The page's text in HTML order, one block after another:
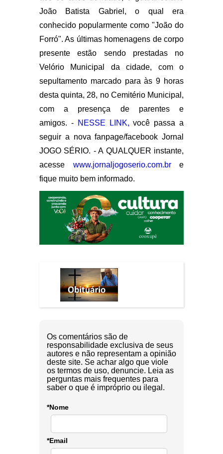
João Batista Gabriel, o qual era
conhecido popularmente como "João do
Forró". As últimas homenagens de corpo
presente estão sendo prestadas no
Velório Municipal da cidade, com o
sepultamento marcado para às 9 horas
desta quinta, 28, no Cemitério Municipal,
com a presença de parentes e
amigos. - NESSE LINK, você passa a
seguir a nova fanpage/facebook Jornal
JOGO SÉRIO. - A QUALQUER instante,
acesse www.jornaljogoserio.com.bre
fique muito bem informado.
Os comentários são de
responsabilidade exclusiva de seus
autores e não representam a opinião
deste site. Se achar algo que viole
os termos de uso, denuncie. Leia as
perguntas mais frequentes para
saber o que é impróprio ou ilegal.
*Nome
*Email